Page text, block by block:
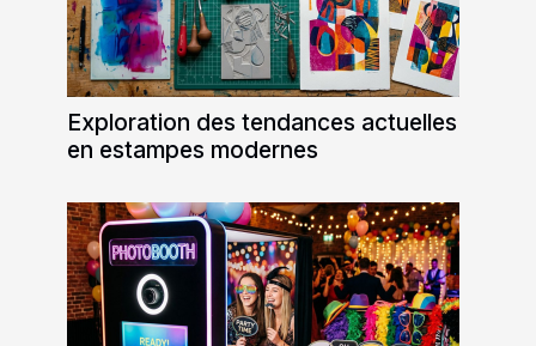
Exploration des tendances actuelles
en estampes modernes